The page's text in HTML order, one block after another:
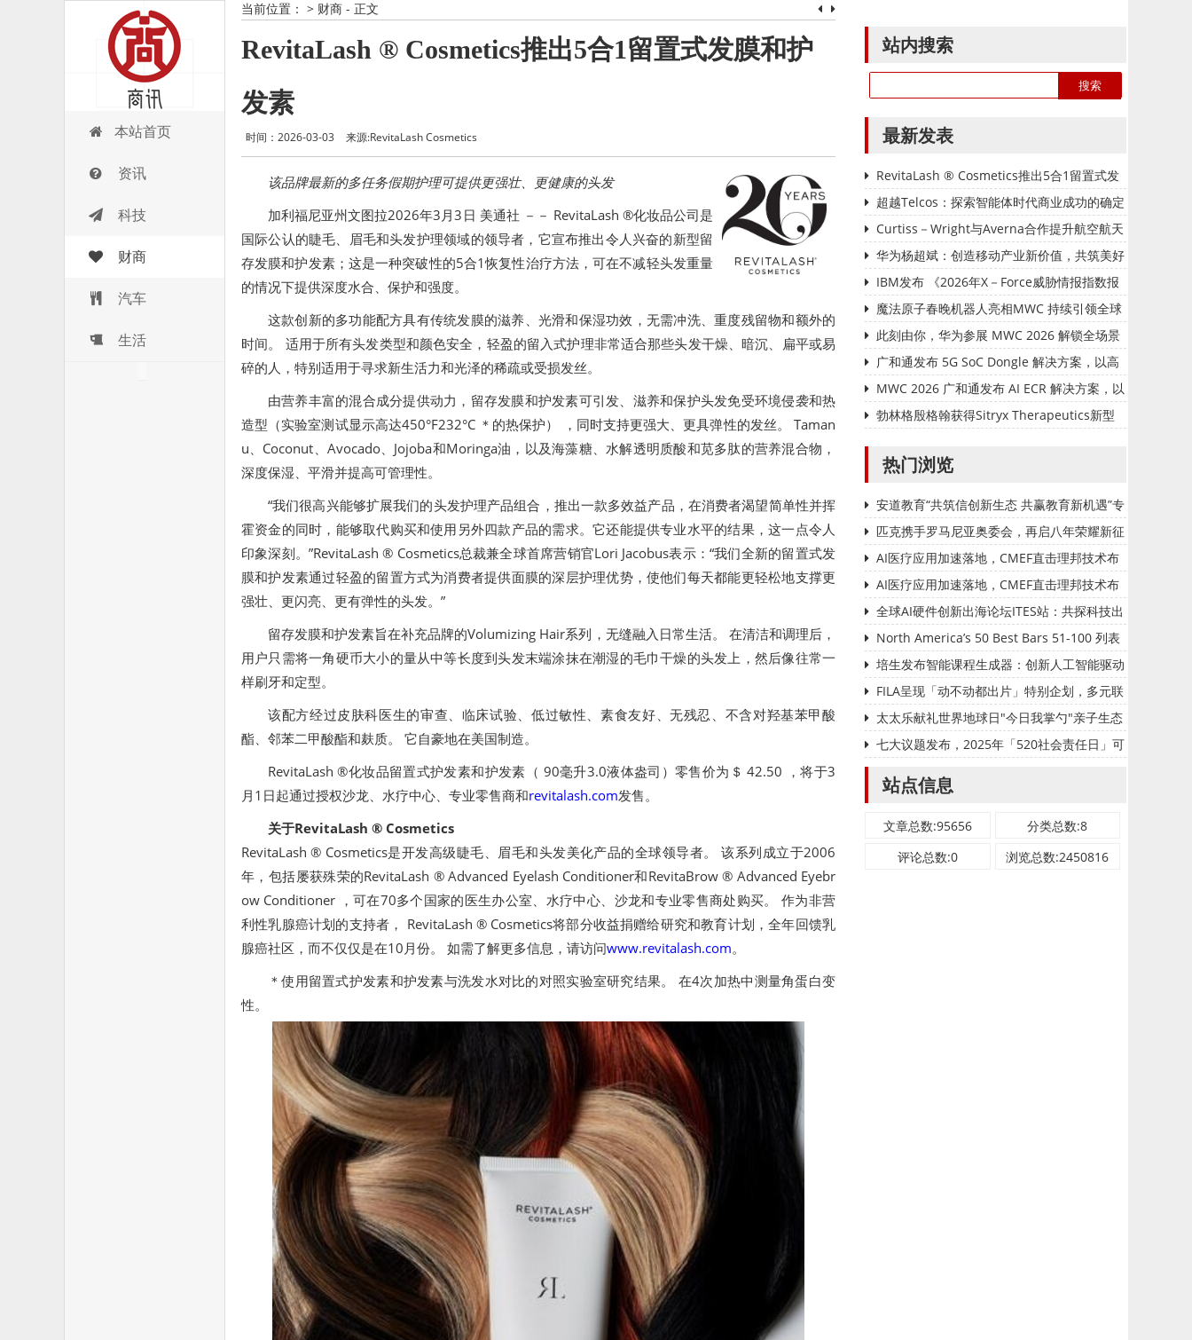
商讯 本站首页
资讯
科技
财商
汽车
生活
当前位置： > 财商 - 正文
RevitaLash ® Cosmetics推出5合1留置式发膜和护
发素
时间：2026-03-03 来源:RevitaLash Cosmetics
该品牌最新的多任务假期护理可提供更强壮、更健康的头发
加利福尼亚州文图拉2026年3月3日 美通社 －－ RevitaLash ®化妆品公司是
国际公认的睫毛、眉毛和头发护理领域的领导者，它宣布推出令人兴奋的新型留
存发膜和护发素；这是一种突破性的5合1恢复性治疗方法，可在不减轻头发重量
的情况下提供深度水合、保护和强度。
这款创新的多功能配方具有传统发膜的滋养、光滑和保湿功效，无需冲洗、重度残留物和额外的
时间。 适用于所有头发类型和颜色安全，轻盈的留入式护理非常适合那些头发干燥、暗沉、扁平或易
碎的人，特别适用于寻求新生活力和光泽的稀疏或受损发丝。
由营养丰富的混合成分提供动力，留存发膜和护发素可引发、滋养和保护头发免受环境侵袭和热
造型（实验室测试显示高达450°F232°C ＊的热保护） ，同时支持更强大、更具弹性的发丝。 Taman
u、Coconut、Avocado、Jojoba和Moringa油，以及海藻糖、水解透明质酸和苋多肽的营养混合物，
深度保湿、平滑并提高可管理性。
“我们很高兴能够扩展我们的头发护理产品组合，推出一款多效益产品，在消费者渴望简单性并挥
霍资金的同时，能够取代购买和使用另外四款产品的需求。它还能提供专业水平的结果，这一点令人
印象深刻。”RevitaLash ® Cosmetics总裁兼全球首席营销官Lori Jacobus表示：“我们全新的留置式发
膜和护发素通过轻盈的留置方式为消费者提供面膜的深层护理优势，使他们每天都能更轻松地支撑更
强壮、更闪亮、更有弹性的头发。”
留存发膜和护发素旨在补充品牌的Volumizing Hair系列，无缝融入日常生活。 在清洁和调理后，
用户只需将一角硬币大小的量从中等长度到头发末端涂抹在潮湿的毛巾干燥的头发上，然后像往常一
样刷牙和定型。
该配方经过皮肤科医生的审查、临床试验、低过敏性、素食友好、无残忍、不含对羟基苯甲酸
酯、邻苯二甲酸酯和麸质。 它自豪地在美国制造。
RevitaLash ®化妆品留置式护发素和护发素（ 90毫升3.0液体盎司）零售价为＄ 42.50 ，将于3
月1日起通过授权沙龙、水疗中心、专业零售商和revitalash.com发售。
关于RevitaLash ® Cosmetics
RevitaLash ® Cosmetics是开发高级睫毛、眉毛和头发美化产品的全球领导者。 该系列成立于2006
年，包括屡获殊荣的RevitaLash ® Advanced Eyelash Conditioner和RevitaBrow ® Advanced Eyebr
ow Conditioner ，可在70多个国家的医生办公室、水疗中心、沙龙和专业零售商处购买。 作为非营
利性乳腺癌计划的支持者， RevitaLash ® Cosmetics将部分收益捐赠给研究和教育计划，全年回馈乳
腺癌社区，而不仅仅是在10月份。 如需了解更多信息，请访问www.revitalash.com。
＊使用留置式护发素和护发素与洗发水对比的对照实验室研究结果。 在4次加热中测量角蛋白变
性。
站内搜索
最新发表
RevitaLash ® Cosmetics推出5合1留置式发
膜和护发素
超越Telcos：探索智能体时代商业成功的确定
性路径
Curtiss－Wright与Averna合作提升航空航天
测试能力
华为杨超斌：创造移动产业新价值，共筑美好
智能世界
IBM发布 《2026年X－Force威胁情报指数报
告》：基础安全漏洞持续困扰企业，AI驱动的攻
击正在升级
魔法原子春晚机器人亮相MWC 持续引领全球
技术创新
此刻由你，华为参展 MWC 2026 解锁全场景
智慧生活的无限可能
广和通发布 5G SoC Dongle 解决方案，以高
度集成赋能全球连接
MWC 2026 广和通发布 AI ECR 解决方案，以
端侧 AI 能力开启无人零售新纪元
勃林格殷格翰获得Sitryx Therapeutics新型
热门浏览
安道教育“共筑信创新生态 共赢教育新机遇”专
题巡展系列活动 ——邯郸站圆满收官
匹克携手罗马尼亚奥委会，再启八年荣耀新征
程AI医疗应用加速落地，CMEF直击理邦技术布
局AI医疗应用加速落地，CMEF直击理邦技术布
局全球AI硬件创新出海论坛ITES站：共探科技出
海新机遇
North America’s 50 Best Bars 51-100 列表
培生发布智能课程生成器：创新人工智能驱动
教师备课方式变革
FILA呈现「动不动都出片」特别企划，多元联
动解锁五一假期穿搭灵感
太太乐献礼世界地球日"今日我掌勺"亲子生态
行动于山阳田园启幕
七大议题发布，2025年「520社会责任日」可
持续发展优秀案例申报周期正式开启
站点信息
文章总数:95656
分类总数:8
评论总数:0
浏览总数:2450816